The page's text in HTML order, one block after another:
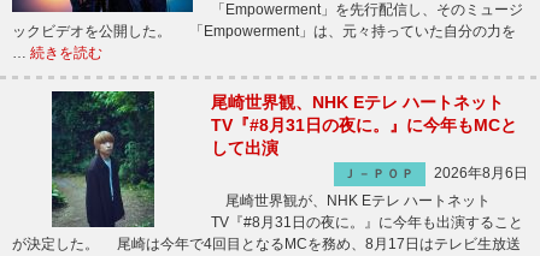
「Empowerment」を先行配信し、そのミュージ
ックビデオを公開した。 「Empowerment」は、元々持っていた自分の力を
… 続きを読む
尾崎世界観、NHK Eテレ ハートネット
TV『#8月31日の夜に。』に今年もMCと
して出演
Ｊ－ＰＯＰ
2026年8月6日
尾崎世界観が、NHK Eテレ ハートネット
TV『#8月31日の夜に。』に今年も出演すること
が決定した。 尾崎は今年で4回目となるMCを務め、8月17日はテレビ生放送